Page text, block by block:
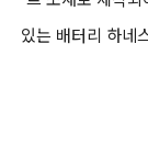
있는 배터리 하네